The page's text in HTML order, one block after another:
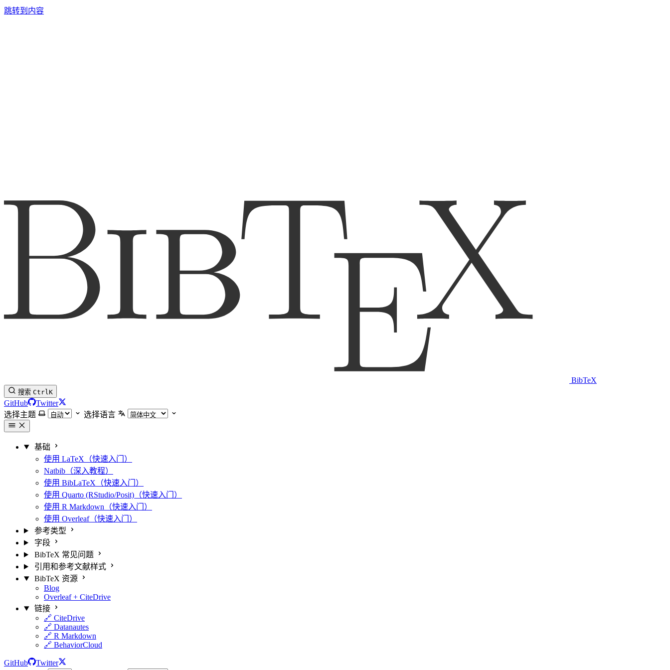
跳转到内容
BibTeX
搜索 CtrlK
GitHub
Twitter
选择主题
选择语言
基础
使用 LaTeX（快速入门）
Natbib（深入教程）
使用 BibLaTeX（快速入门）
使用 Quarto (RStudio/Posit)（快速入门）
使用 R Markdown（快速入门）
使用 Overleaf（快速入门）
参考类型
字段
BibTeX 常见问题
引用和参考文献样式
BibTeX 资源
Blog
Overleaf + CiteDrive
链接
🔗 CiteDrive
🔗 Datanautes
🔗 R Markdown
🔗 BehaviorCloud
GitHub Twitter